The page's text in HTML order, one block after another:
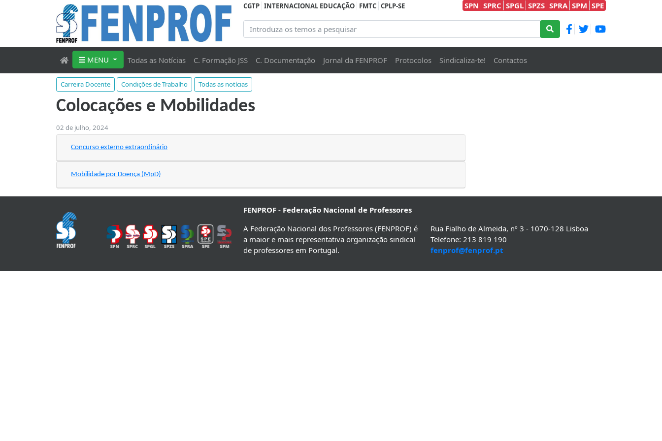
CGTP INTERNACIONAL EDUCAÇÃO FMTC CPLP-SE SPN SPRC SPGL SPZS SPRA SPM SPE
MENU Todas as Notícias C. Formação JSS C. Documentação Jornal da FENPROF Protocolos Sindicaliza-te! Contactos
Carreira Docente Condições de Trabalho Todas as notícias
Colocações e Mobilidades
02 de julho, 2024
Concurso externo extraordinário
Mobilidade por Doença (MpD)
FENPROF - Federação Nacional de Professores
A Federação Nacional dos Professores (FENPROF) é
a maior e mais representativa organização sindical
de professores em Portugal.
Rua Fialho de Almeida, nº 3 - 1070-128 Lisboa
Telefone: 213 819 190
fenprof@fenprof.pt